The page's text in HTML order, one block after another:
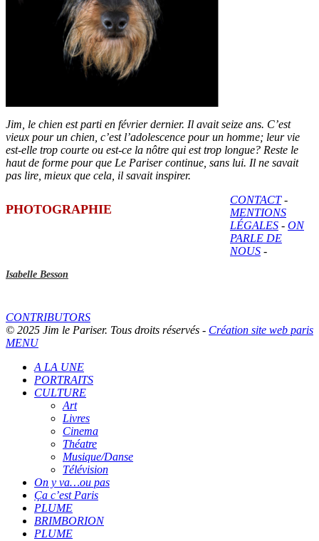
Jim, le chien est parti en février dernier. Il avait seize ans. C’est
vieux pour un chien, c’est l’adolescence pour un homme; leur vie
est-elle trop courte ou est-ce la nôtre qui est trop longue? Reste le
haut de forme pour que Le Pariser continue, sans lui. Il ne savait
pas lire, mieux que cela, il savait inspirer.
PHOTOGRAPHIE
Isabelle Besson
CONTACT-
MENTIONS
LÉGALES - ON
PARLE DE
NOUS -
CONTRIBUTORS
© 2025 Jim le Pariser. Tous droits réservés - Création site web paris
MENU
A LA UNE
PORTRAITS
CULTURE
Art
Livres
Cinema
Théatre
Musique/Danse
Télévision
On y va…ou pas
Ça c’est Paris
PLUME
BRIMBORION
PLUME